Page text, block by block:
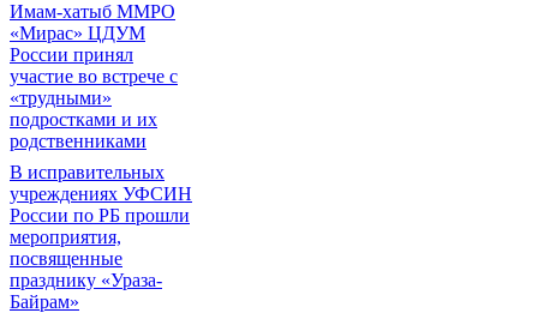
Имам-хатыб ММРО
«Мирас» ЦДУМ
России принял
участие во встрече с
«трудными»
подростками и их
родственниками
В исправительных
учреждениях УФСИН
России по РБ прошли
мероприятия,
посвященные
празднику «Ураза-
Байрам»